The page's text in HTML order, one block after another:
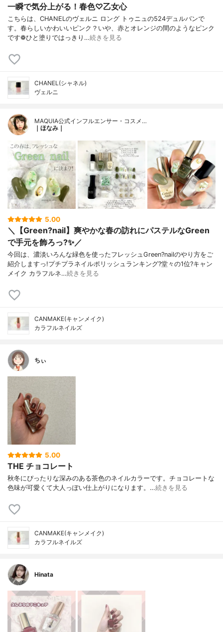
一瞬で気分上がる！春色♡乙女心
こちらは、CHANELのヴェルニ ロング トゥニュの524デュルバンで
す。春らしいかわいいピンク？いや、赤とオレンジの間のようなピンク
です❁︎ひと塗りではっきり…続きを見る
CHANEL(シャネル)
ヴェルニ
MAQUIA公式インフルエンサー・コスメ…
｜ほなみ｜
5.00
＼【Green?nail】爽やかな春の訪れにパステルなGreen
で手元を飾ろっ?✨／
今回は、濃淡いろんな緑色を使ったフレッシュGreen?nailのやり方をご
紹介しますっ!プチプラネイルポリッシュランキング?堂々の1位?キャン
メイク カラフルネ…続きを見る
CANMAKE(キャンメイク)
カラフルネイルズ
ちぃ
5.00
THE チョコレート
秋冬にぴったりな深みのある茶色のネイルカラーです。チョコレートな
色味が可愛くて大人っぽい仕上がりになります。…続きを見る
CANMAKE(キャンメイク)
カラフルネイルズ
Hinata